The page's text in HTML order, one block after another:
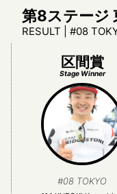
第8ステージ
RESULT | #08
区間賞
Stage Winner
#08 TOKYO